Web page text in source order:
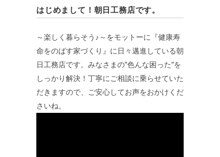
はじめまして！朝日工務店です。
～楽しく暮らそう♪～をモットーに『健康寿
命をのばす家づくり』に日々邁進している朝
日工務店です。みなさまの”色んな困った”を
しっかり解決！丁寧にご相談に乗らせていた
だきますので、ご安心してお声をおかけくだ
さいね。